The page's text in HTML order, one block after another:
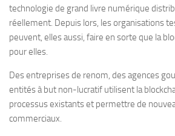
technologie de grand livre numérique
réellement. Depuis lors, les organisations
peuvent, elles aussi, faire en sorte que la
pour elles.
Des entreprises de renom, des agences
entités à but non-lucratif utilisent la
processus existants et permettre de
commerciaux.